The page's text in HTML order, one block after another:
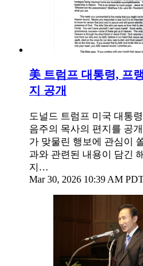
美 트럼프 대통령, 프
지 공개
도널드 트럼프 미국 대통
음주의 목사의 편지를 공
가 맞물린 행보에 관심이
과와 관련된 내용이 담긴
지…
Mar 30, 2026 10:39 AM